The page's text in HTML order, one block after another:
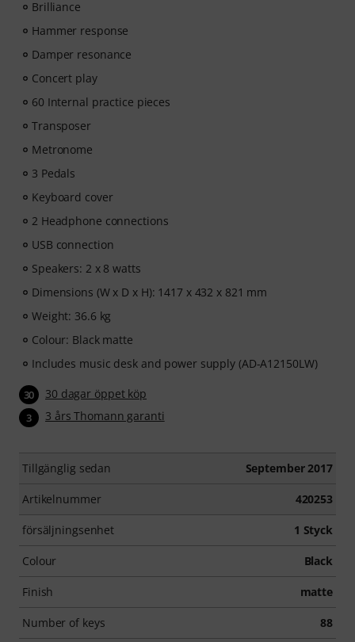
Brilliance
Hammer response
Damper resonance
Concert play
60 Internal practice pieces
Transposer
Metronome
3 Pedals
Keyboard cover
2 Headphone connections
USB connection
Speakers: 2 x 8 watts
Dimensions (W x D x H): 1417 x 432 x 821 mm
Weight: 36.6 kg
Colour: Black matte
Includes music desk and power supply (AD-A12150LW)
30 30 dagar öppet köp
3 3 års Thomann garanti
Tillgänglig sedan September 2017
Artikelnummer 420253
försäljningsenhet 1 Styck
Colour Black
Finish matte
Number of keys 88